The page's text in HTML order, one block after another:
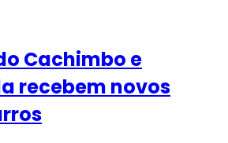
Cachimbo e
recebem novos